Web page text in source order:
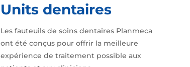
Units dentaires
Les fauteuils de soins dentaires Planmeca
ont été conçus pour offrir la meilleure
expérience de traitement possible aux